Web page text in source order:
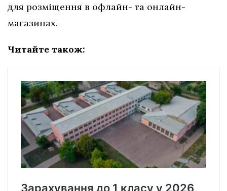
для розміщення в офлайн- та онлайн-
магазинах.
Читайте також: